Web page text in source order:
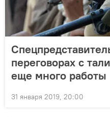
переговорах с
еще много работы
31 января 2019, 20:00